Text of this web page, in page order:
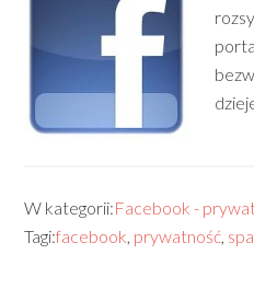
W kategorii:Facebook -
Tagi:facebook, prywatność,